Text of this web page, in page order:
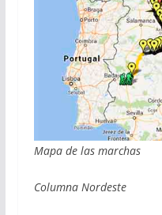
Mapa de las marchas
Columna Nordeste